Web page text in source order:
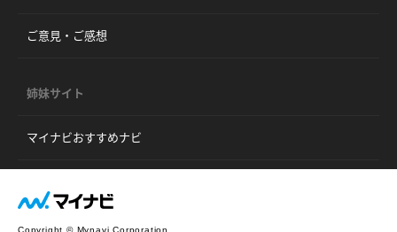
ご意見・ご感想
姉妹サイト
マイナビおすすめナビ
Copyright © Mynavi Corporation